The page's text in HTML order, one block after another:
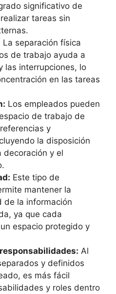
significativo de
tareas sin
La separación física
de trabajo ayuda a
las interrupciones, lo
en las tareas
Los empleados pueden
de trabajo de
y
la disposición
decoración y el
Este tipo de
mantener la
de la información
ya que cada
espacio protegido y
Al
y definidos
es más fácil
y roles dentro